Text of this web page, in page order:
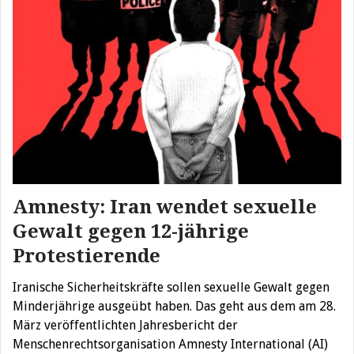
Amnesty: Iran wendet sexuelle
Gewalt gegen 12-jährige
Protestierende
Iranische Sicherheitskräfte sollen sexuelle Gewalt gegen
Minderjährige ausgeübt haben. Das geht aus dem am 28.
März veröffentlichten Jahresbericht der
Menschenrechtsorganisation Amnesty International (AI)